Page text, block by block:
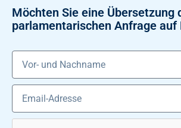
Möchten Sie eine Übersetzung
parlamentarischen Anfrage auf